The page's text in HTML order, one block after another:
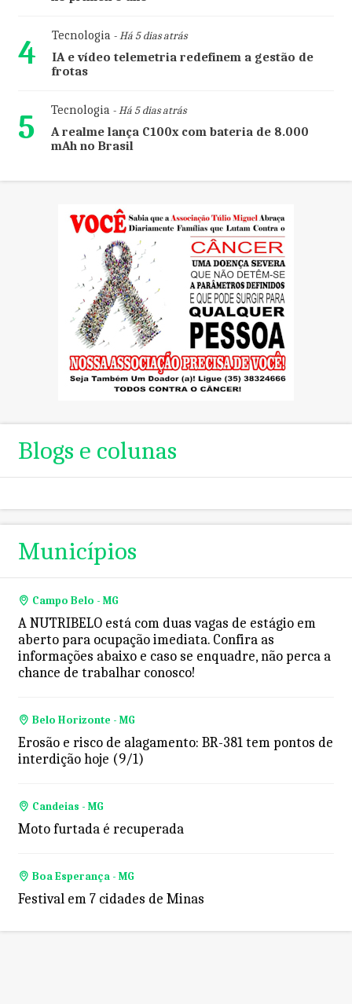
4 Tecnologia- Há 5 dias atrás
IA e vídeo telemetria redefinem a gestão de
frotas
5 Tecnologia- Há 5 dias atrás
A realme lança C100x com bateria de 8.000
mAh no Brasil
Blogs e colunas
Municípios
Campo Belo - MG
A NUTRIBELO está com duas vagas de estágio em
aberto para ocupação imediata. Confira as
informações abaixo e caso se enquadre, não perca a
chance de trabalhar conosco!
Belo Horizonte - MG
Erosão e risco de alagamento: BR-381 tem pontos de
interdição hoje (9/1)
Candeias - MG
Moto furtada é recuperada
Boa Esperança - MG
Festival em 7 cidades de Minas